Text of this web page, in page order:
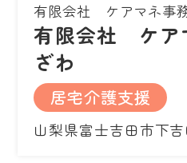
有限会社 ケアマネ事
有限会社 ケア
ざわ
居宅介護支援
山梨県富士吉田市下吉